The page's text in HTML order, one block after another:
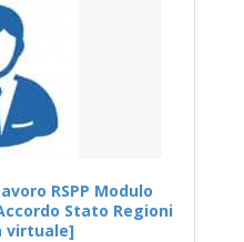
RSPP Modulo
Stato Regioni
virtuale]